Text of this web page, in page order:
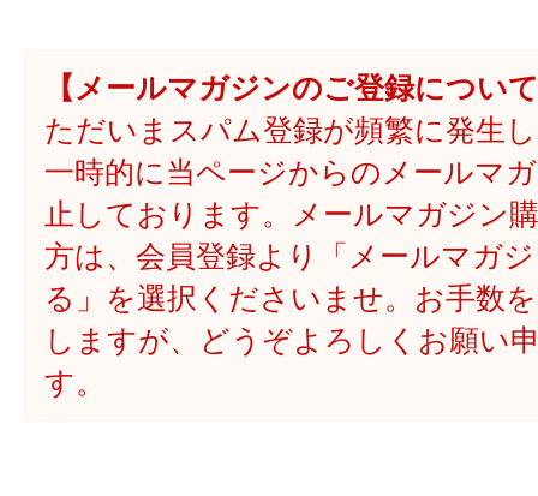
【メールマガジンのご登録につい
ただいまスパム登録が頻繁に発生
一時的に当ページからのメールマ
止しております。メールマガジン
方は、会員登録より「メールマガ
る」を選択くださいませ。お手数
しますが、どうぞよろしくお願い
す。